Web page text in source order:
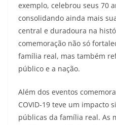
exemplo, celebrou seus 70
consolidando ainda mais
central e duradoura na
comemoração não só
família real, mas também
público e a nação.
Além dos eventos
COVID-19 teve um impacto
públicas da família real. As